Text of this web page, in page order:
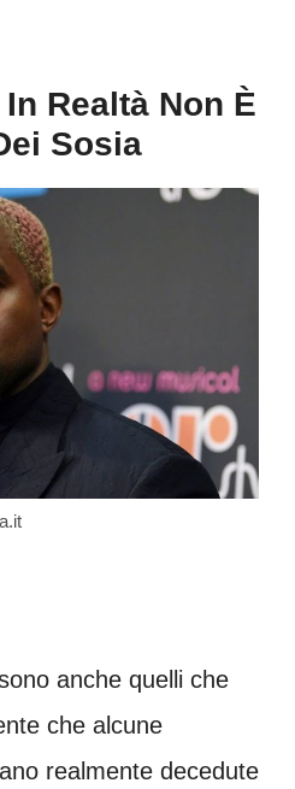
Realtà Non È
Sosia
anche quelli che
che alcune
realmente decedute